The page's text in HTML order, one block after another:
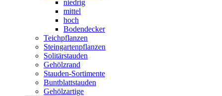
niedrig
mittel
hoch
Bodendecker
Teichpflanzen
Steingartenpflanzen
Solitärstauden
Gehölzrand
Stauden-Sortimente
Buntblattstauden
Gehölzartige